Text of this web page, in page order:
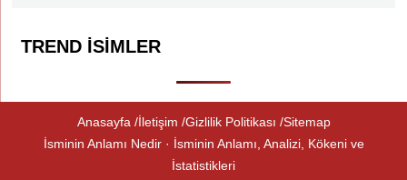
TREND İSIMLER
Anasayfa İletişim Gizlilik Politikası Sitemap
İsminin Anlamı Nedir · İsminin Anlamı, Analizi, Kökeni ve
İstatistikleri